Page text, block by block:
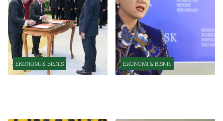
EKONOMI & BISNIS EKONOMI & BISNIS